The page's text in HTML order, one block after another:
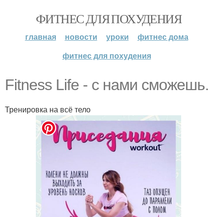
ФИТНЕС ДЛЯ ПОХУДЕНИЯ
главная новости уроки
фитнес дома
фитнес для похудения
Fitness Life - с нами сможешь.
Тренировка на всё тело